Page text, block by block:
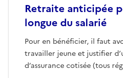
Retraite anticipée
longue du salarié
Pour en bénéficier, il faut
travailler jeune et justifier
d’assurance cotisée (tous